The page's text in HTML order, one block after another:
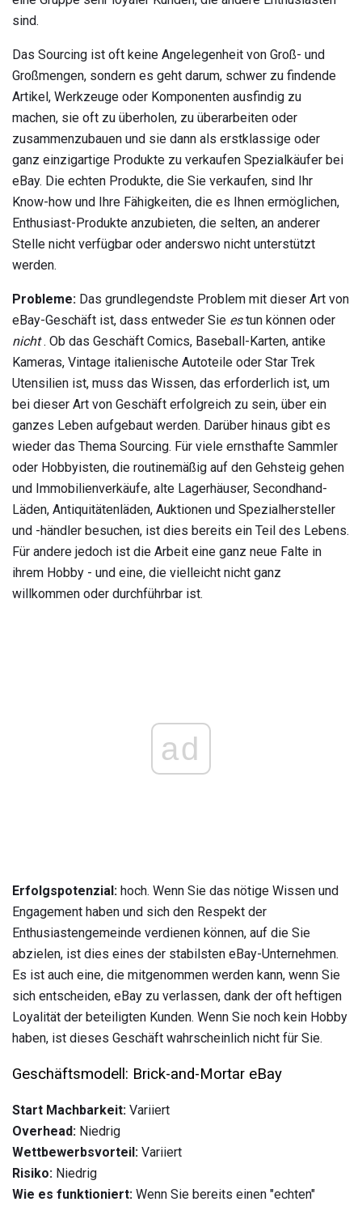
sind.
Das Sourcing ist oft keine Angelegenheit von Groß- und
Großmengen, sondern es geht darum, schwer zu findende
Artikel, Werkzeuge oder Komponenten ausfindig zu
machen, sie oft zu überholen, zu überarbeiten oder
zusammenzubauen und sie dann als erstklassige oder
ganz einzigartige Produkte zu verkaufen Spezialkäufer bei
eBay. Die echten Produkte, die Sie verkaufen, sind Ihr
Know-how und Ihre Fähigkeiten, die es Ihnen ermöglichen,
Enthusiast-Produkte anzubieten, die selten, an anderer
Stelle nicht verfügbar oder anderswo nicht unterstützt
werden.
Probleme: Das grundlegendste Problem mit dieser Art von
eBay-Geschäft ist, dass entweder Sie estun können oder
nicht. Ob das Geschäft Comics, Baseball-Karten, antike
Kameras, Vintage italienische Autoteile oder Star Trek
Utensilien ist, muss das Wissen, das erforderlich ist, um
bei dieser Art von Geschäft erfolgreich zu sein, über ein
ganzes Leben aufgebaut werden. Darüber hinaus gibt es
wieder das Thema Sourcing. Für viele ernsthafte Sammler
oder Hobbyisten, die routinemäßig auf den Gehsteig gehen
und Immobilienverkäufe, alte Lagerhäuser, Secondhand-
Läden, Antiquitätenläden, Auktionen und Spezialhersteller
und -händler besuchen, ist dies bereits ein Teil des Lebens.
Für andere jedoch ist die Arbeit eine ganz neue Falte in
ihrem Hobby - und eine, die vielleicht nicht ganz
willkommen oder durchführbar ist.
ad
Erfolgspotenzial: hoch. Wenn Sie das nötige Wissen und
Engagement haben und sich den Respekt der
Enthusiastengemeinde verdienen können, auf die Sie
abzielen, ist dies eines der stabilsten eBay-Unternehmen.
Es ist auch eine, die mitgenommen werden kann, wenn Sie
sich entscheiden, eBay zu verlassen, dank der oft heftigen
Loyalität der beteiligten Kunden. Wenn Sie noch kein Hobby
haben, ist dieses Geschäft wahrscheinlich nicht für Sie.
Geschäftsmodell: Brick-and-Mortar eBay
Start Machbarkeit: Variiert
Overhead: Niedrig
Wettbewerbsvorteil: Variiert
Risiko: Niedrig
Wie es funktioniert: Wenn Sie bereits einen "echten"